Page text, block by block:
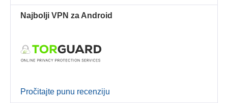
Najbolji VPN za Android
Pročitajte punu recenziju